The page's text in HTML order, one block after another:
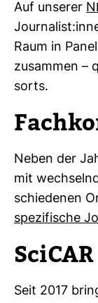
Auf unserer
Raum in
zusammen –
sorts.
Neben der
mit
schie­denen
spe­zi­fi­sche
SciCAR
Seit 2017